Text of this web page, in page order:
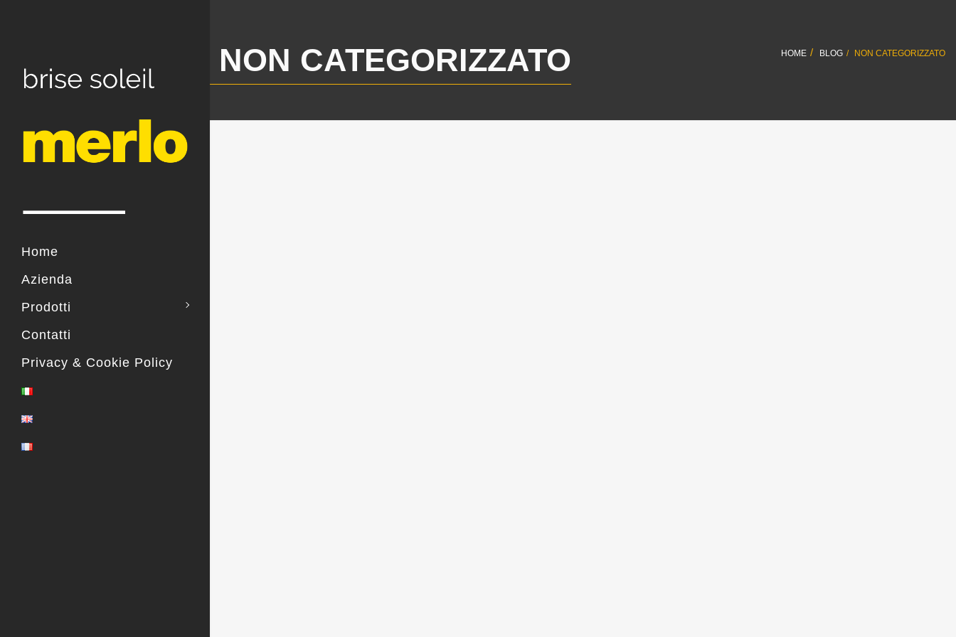
Home
Azienda
Prodotti
Contatti
Privacy & Cookie Policy
NON CATEGORIZZATO HOME BLOG NON CATEGORIZZATO